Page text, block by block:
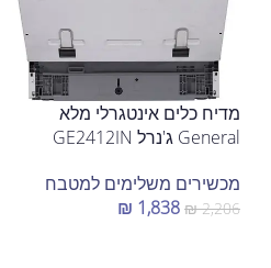
מדיח כלים אינטגרלי מלא
General ג'נרל GE2412IN
מכשירים משלימים למטבח
₪2,206
₪ 1,838